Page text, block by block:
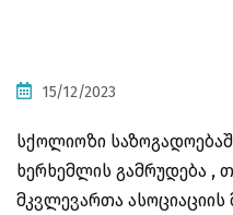
15/12/2023
სქოლიოზი
ხერხემლის გამრუდება ,
მკვლევართა